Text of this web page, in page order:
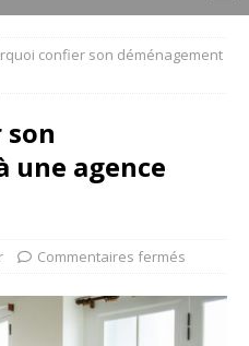
confier son déménagement
une agence
Commentaires fermés